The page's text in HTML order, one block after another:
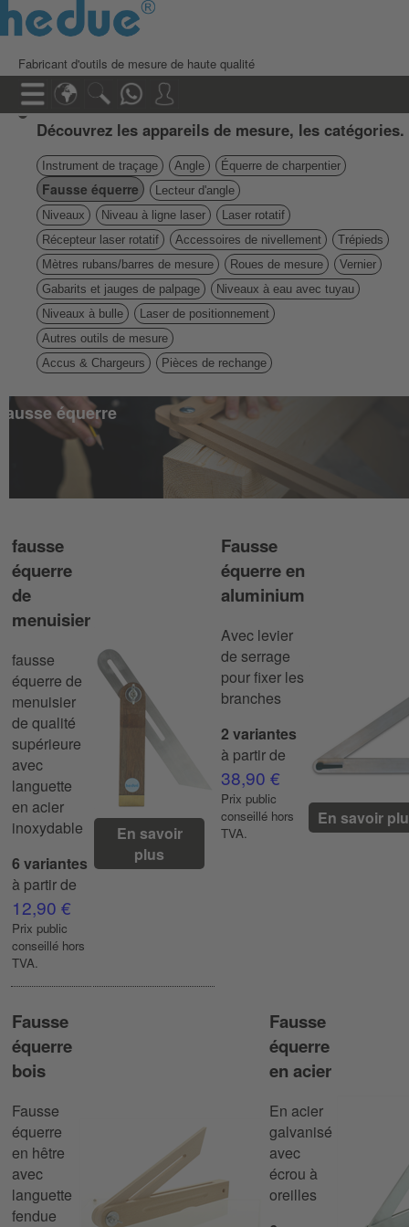
Fabricant d'outils de mesure de haute qualité
Découvrez les appareils de mesure, les catégories.
Instrument de traçage Angle Équerre de charpentier
Fausse équerre
Lecteur d'angle
Niveaux
Niveau à ligne laser
Laser rotatif
Récepteur laser rotatif
Accessoires de nivellement
Trépieds
Mètres rubans/barres de mesure
Roues de mesure
Vernier
Gabarits et jauges de palpage
Niveaux à eau avec tuyau
Niveaux à bulle
Laser de positionnement
Autres outils de mesure
Accus & Chargeurs
Pièces de rechange
fausse équerre
fausse
équerre
de
menuisier
fausse
équerre de
menuisier
de qualité
supérieure
avec
languette
en acier
inoxydable
6 variantes
à partir de
12,90 €
Prix ​​public
conseillé hors
TVA.
En savoir
plus
Fausse
équerre en
aluminium
Avec levier
de serrage
pour fixer les
branches
2 variantes
à partir de
38,90 €
Prix ​​public
conseillé hors
TVA.
En savoir
Fausse
équerre
bois
Fausse
équerre
en hêtre
avec
languette
fendue
Fausse
équerre
en acier
En acier
galvanisé
avec
écrou à
oreilles